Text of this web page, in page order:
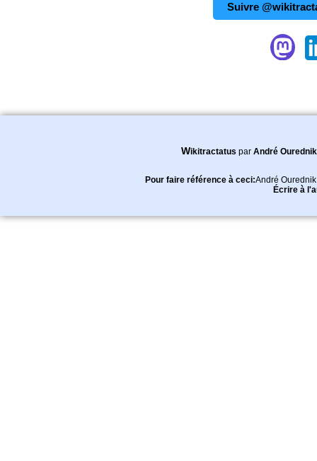
Suivre
Wikitractatus par André Ourednik
Pour faire référence à ceci:André Ourednik
Écrire à